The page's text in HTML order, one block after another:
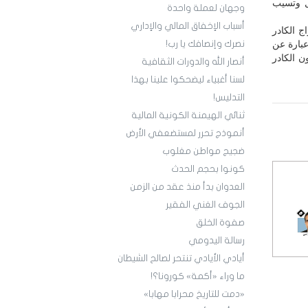
وجهان لعملة واحدة
أسباب الإخفاق المالي والإداري
نصرك وإنصافك يا رب!
أنصار الله والدورات الثقافية
لسنا أغبياء ليضحكوا علينا بهذا
التدليس!
ثنائي الهيمنة الكونية المالية
أنموذج تحرر لمستضعفي الأرض
ضجيج مواطن مغلوب
كونوا بحجم الحدث
العدوان بدأ منذ عقد من الزمن
الجوف الغني الفقير
صفوة الخلق
رسالة اليدومي
أيادي الأيادي تنتحر لصالح الشيطان
ما وراء «أكمة» كورونا؟!
«دمت للتاريخ محرابا مهابا»
وتسيب
الكادر
عن
الكادر